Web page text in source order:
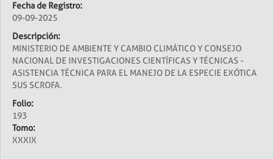
Fecha de Registro:
09-09-2025
Descripción:
MINISTERIO DE AMBIENTE Y CAMBIO CLIMÁTICO Y CONSEJO
NACIONAL DE INVESTIGACIONES CIENTÍFICAS Y TÉCNICAS -
ASISTENCIA TÉCNICA PARA EL MANEJO DE LA ESPECIE EXÓTICA
SUS SCROFA.
Folio:
193
Tomo:
XXXIX